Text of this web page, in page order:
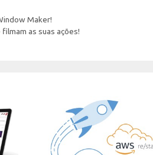
Maker!
as suas ações!